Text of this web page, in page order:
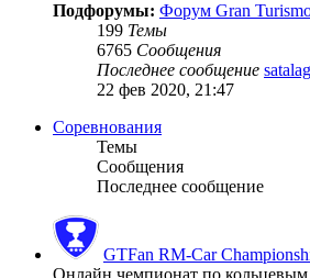
Подфорумы: Форум Gran
199 Темы
6765 Сообщения
Последнее сообщение satalag
22 фев 2020, 21:47
Соревнования
Темы
Сообщения
Последнее сообщение
GTFan RM-Car
Онлайн чемпионат по кольцевым